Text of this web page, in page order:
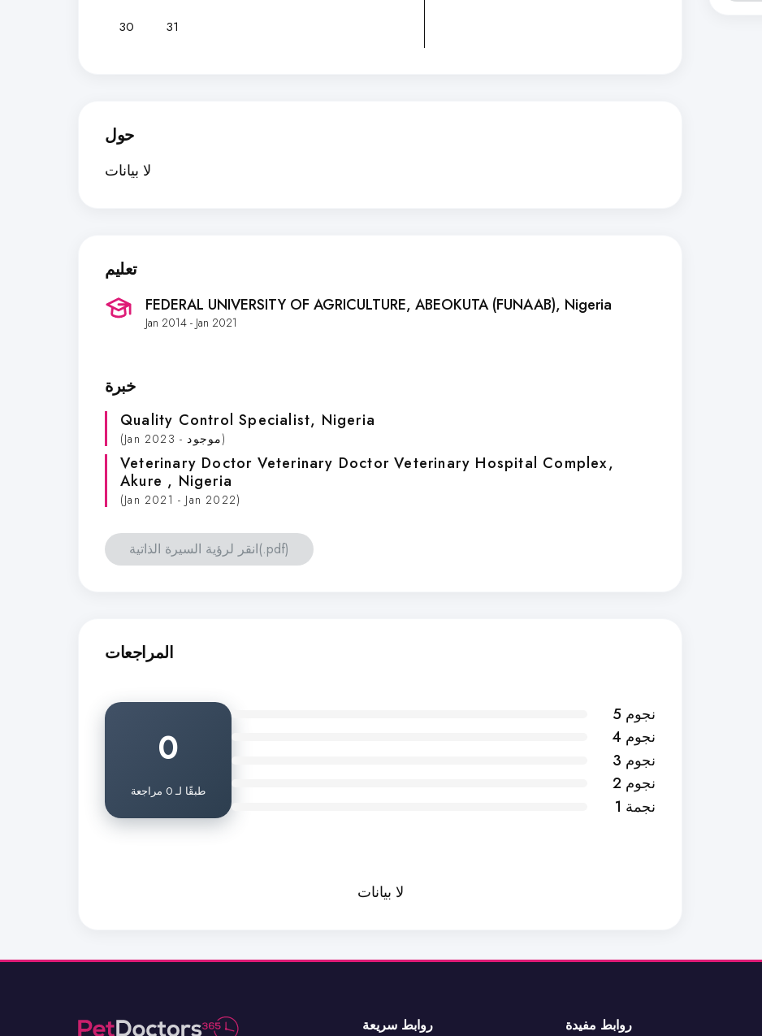
30 31
حول
لا بيانات
تعليم
FEDERAL UNIVERSITY OF AGRICULTURE, ABEOKUTA (FUNAAB), Nigeria
Jan 2014 - Jan 2021
خبرة
Quality Control Specialist, Nigeria
(Jan 2023 - موجود)
Veterinary Doctor Veterinary Doctor Veterinary Hospital Complex,
Akure , Nigeria
(Jan 2021 - Jan 2022)
انقر لرؤية السيرة الذاتية(.pdf)
المراجعات
0
طبقًا لـ 0 مراجعة
5 نجوم
4 نجوم
3 نجوم
2 نجوم
1 نجمة
لا بيانات
روابط سريعة روابط مفيدة